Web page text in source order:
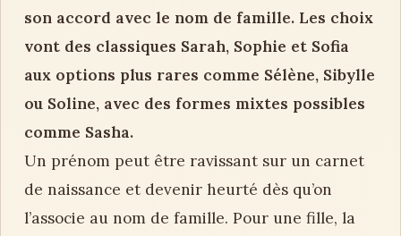
son accord avec le nom de famille. Les choix
vont des classiques Sarah, Sophie et Sofia
aux options plus rares comme Sélène, Sibylle
ou Soline, avec des formes mixtes possibles
comme Sasha.
Un prénom peut être ravissant sur un carnet
de naissance et devenir heurté dès qu’on
l’associe au nom de famille. Pour une fille, la